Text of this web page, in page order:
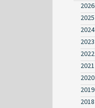
2026
2025
2024
2023
2022
2021
2020
2019
2018